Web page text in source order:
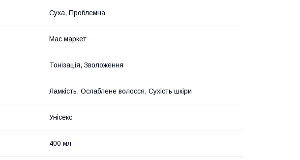
Суха, Проблемна
Мас маркет
Тонізація, Зволоження
Ламкість, Ослаблене волосся, Сухість шкіри
Унісекс
400 мл